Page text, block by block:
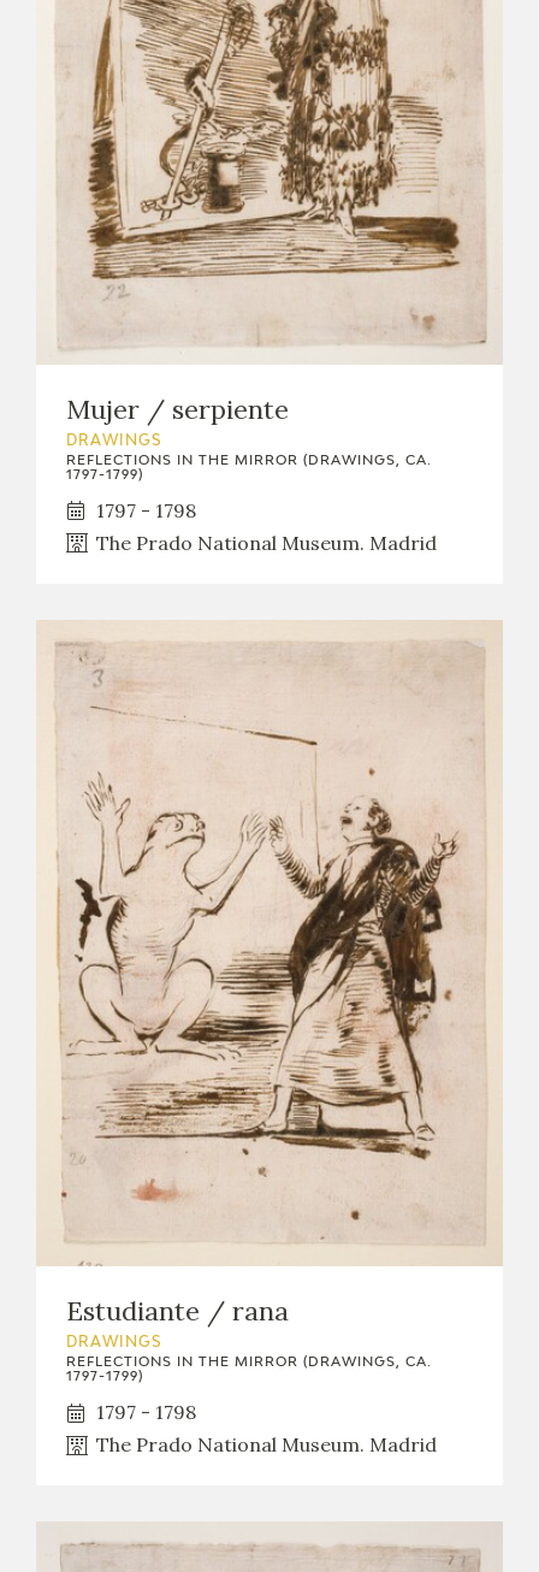
Mujer / serpiente
DRAWINGS
REFLECTIONS IN THE MIRROR (DRAWINGS, CA.
1797-1799)
1797 - 1798
The Prado National Museum. Madrid
Estudiante / rana
DRAWINGS
REFLECTIONS IN THE MIRROR (DRAWINGS, CA.
1797-1799)
1797 - 1798
The Prado National Museum. Madrid